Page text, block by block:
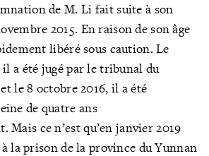
de M. Li fait suite à son
2015. En raison de son âge
libéré sous caution. Le
il a été jugé par le tribunal du
le 8 octobre 2016, il a été
de quatre ans
Mais ce n’est qu’en janvier 2019
la prison de la province du Yunnan